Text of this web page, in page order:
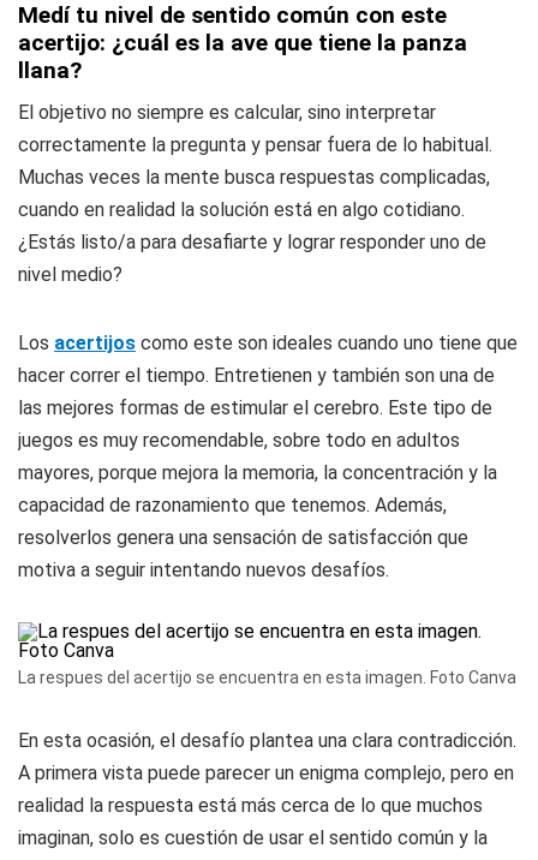
Medí tu nivel de sentido común con este
acertijo: ¿cuál es la ave que tiene la panza
llana?
El objetivo no siempre es calcular, sino interpretar
correctamente la pregunta y pensar fuera de lo habitual.
Muchas veces la mente busca respuestas complicadas,
cuando en realidad la solución está en algo cotidiano.
¿Estás listo/a para desafiarte y lograr responder uno de
nivel medio?
Los acertijos como este son ideales cuando uno tiene que
hacer correr el tiempo. Entretienen y también son una de
las mejores formas de estimular el cerebro. Este tipo de
juegos es muy recomendable, sobre todo en adultos
mayores, porque mejora la memoria, la concentración y la
capacidad de razonamiento que tenemos. Además,
resolverlos genera una sensación de satisfacción que
motiva a seguir intentando nuevos desafíos.
La respues del acertijo se encuentra en esta imagen. Foto Canva
En esta ocasión, el desafío plantea una clara contradicción.
A primera vista puede parecer un enigma complejo, pero en
realidad la respuesta está más cerca de lo que muchos
imaginan, solo es cuestión de usar el sentido común y la